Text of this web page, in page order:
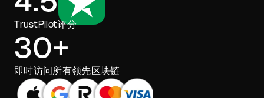
TrustPilot评分
30+
即时访问所有领先区块链